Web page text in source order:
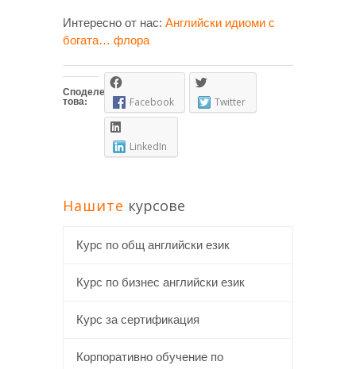
Интересно от нас: Английски идиоми с
богата… флора
Споделете
това: Facebook Twitter
LinkedIn
Нашите курсове
Курс по общ английски език
Курс по бизнес английски език
Курс за сертификация
Корпоративно обучение по